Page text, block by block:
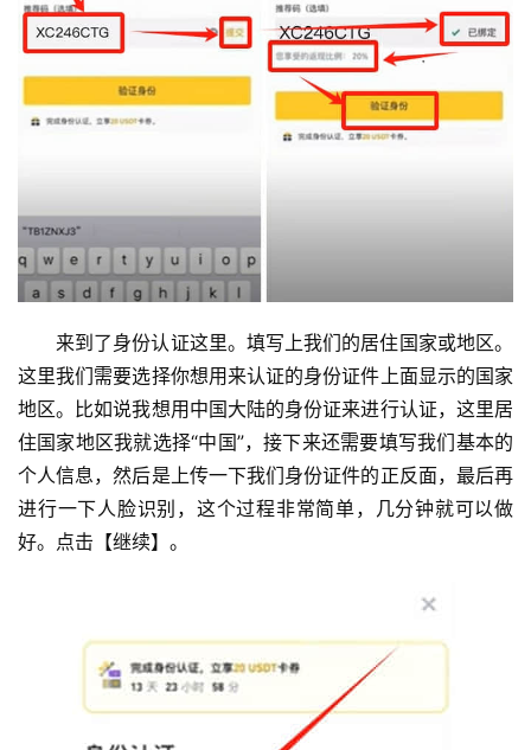
来到了身份认证这里。填写上我们的居住国家或地区。
这里我们需要选择你想用来认证的身份证件上面显示的国家
地区。比如说我想用中国大陆的身份证来进行认证，这里居
住国家地区我就选择“中国”，接下来还需要填写我们基本的
个人信息，然后是上传一下我们身份证件的正反面，最后再
进行一下人脸识别，这个过程非常简单，几分钟就可以做
好。点击【继续】。